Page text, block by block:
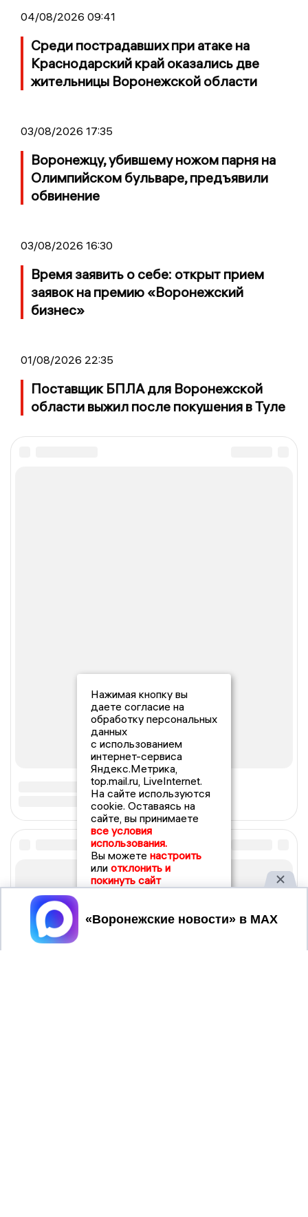
04/08/2026 09:41
Среди пострадавших при атаке на
Краснодарский край оказались две
жительницы Воронежской области
03/08/2026 17:35
Воронежцу, убившему ножом парня на
Олимпийском бульваре, предъявили
обвинение
03/08/2026 16:30
Время заявить о себе: открыт прием
заявок на премию «Воронежский
бизнес»
01/08/2026 22:35
Поставщик БПЛА для Воронежской
области выжил после покушения в Туле
Нажимая кнопку вы
даете согласие на
обработку персональных
данных
с использованием
интернет-сервиса
Яндекс.Метрика,
top.mail.ru, LiveInternet.
На сайте используются
cookie. Оставаясь на
сайте, вы принимаете
все условия
использования.
Вы можете настроить
или отклонить и
покинуть сайт
Принять